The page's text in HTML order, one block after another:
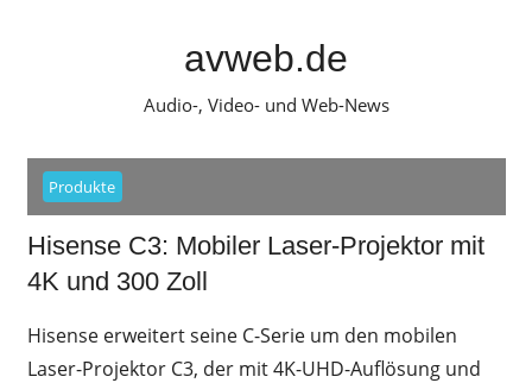
avweb.de
Audio-, Video- und Web-News
Produkte
Hisense C3: Mobiler Laser-Projektor mit
4K und 300 Zoll
Hisense erweitert seine C-Serie um den mobilen
Laser-Projektor C3, der mit 4K-UHD-Auflösung und